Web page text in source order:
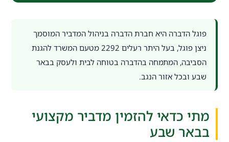
פוגל הדברה היא חברת הדברה בניהול המדביר המוסמך
ניצן פוגל, בעל היתר רעלים 2292 מטעם המשרד להגנת
הסביבה, המתמחה בהדברה בטוחה לבית ולעסק בבאר
שבע ובכל אזור הנגב.
מתי כדאי להזמין מדביר מקצועי
בבאר שבע